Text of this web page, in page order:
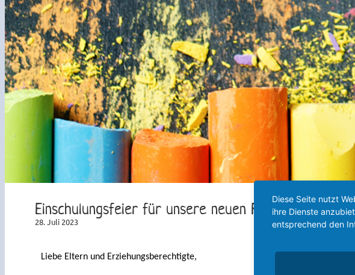
Einschulungsfeier für unsere neuen
28. Juli 2023
Liebe Eltern und Erziehungsberechtigte,
Diese Seite nutzt
ihre Dienste
entsprechend den